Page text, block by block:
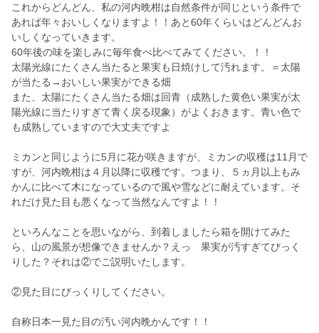
これからどんどん、私の河内晩柑は自然条件が同じという条件で
あれば年々おいしくなりますよ！！あと60年くらいはどんどんお
いしくなっていきます。
60年後の味を楽しみに毎年食べ比べてみてください。！！
太陽光線にたくさん当たると果実も日焼けして汚れます。＝太陽
が当たる→おいしい果実ができる畑
また、太陽にたくさん当たる畑は回青（成熟した黄色い果実が太
陽光線に当たりすぎて青く戻る現象）がよくおきます。青い色で
も成熟していますので大丈夫ですよ
ミカンと同じように5月に花が咲きますが、ミカンの収穫は11月で
すが、河内晩柑は４月以降に収穫です。つまり、５ヵ月以上もみ
かんに比べて木になっているので風や雪などに耐えています。そ
れだけ見た目も悪くなって当然なんですよ！！
といろんなことを思いながら、到着しましたら箱を開けてみた
ら、山の風景が想像できませんか？えっ 果実が汚すぎてびっく
りした？それは②でご説明いたします。
②見た目にびっくりしてください。
自称日本一見た目の汚い河内晩かんです！！